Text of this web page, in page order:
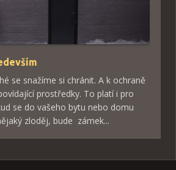
se snažíme si chránit. A k ochraně
prostředky. To platí i pro
se do vašeho bytu nebo domu
zloděj, bude zámek...